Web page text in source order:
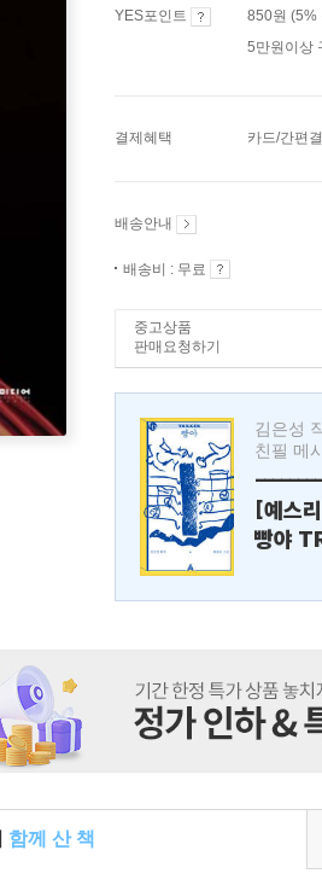
YES포인트
850원 (5%
5만원이상
결제혜택 카드/간편
배송안내
배송비 : 무료
중고상품
판매요청하기
김은성
친필 메
[예스
빵야
함께 산 책